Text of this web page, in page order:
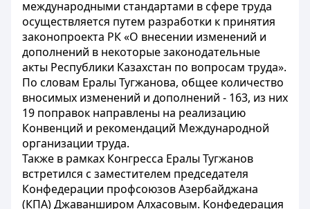
международными стандартами в сфере труда
осуществляется путем разработки к принятия
законопроекта РК «О внесении изменений и
дополнений в некоторые законодательные
акты Республики Казахстан по вопросам труда».
По словам Ералы Тугжанова, общее количество
вносимых изменений и дополнений - 163, из них
19 поправок направлены на реализацию
Конвенций и рекомендаций Международной
организации труда.
Также в рамках Конгресса Ералы Тугжанов
встретился с заместителем председателя
Конфедерации профсоюзов Азербайджана
(КПА) Джаванширом Алхасовым. Конфедерация